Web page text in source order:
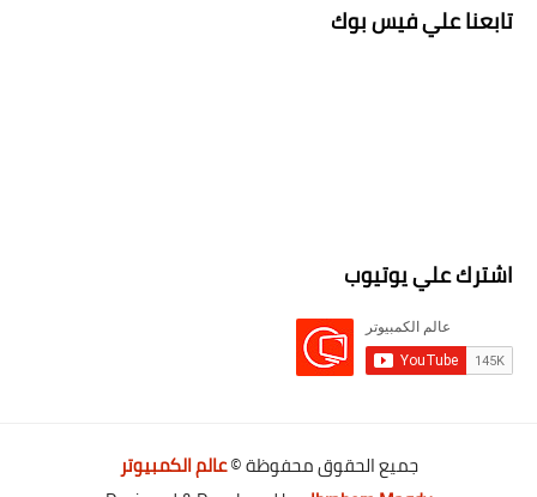
تابعنا علي فيس بوك
اشترك علي يوتيوب
جميع الحقوق محفوظة ©عالم الكمبيوتر